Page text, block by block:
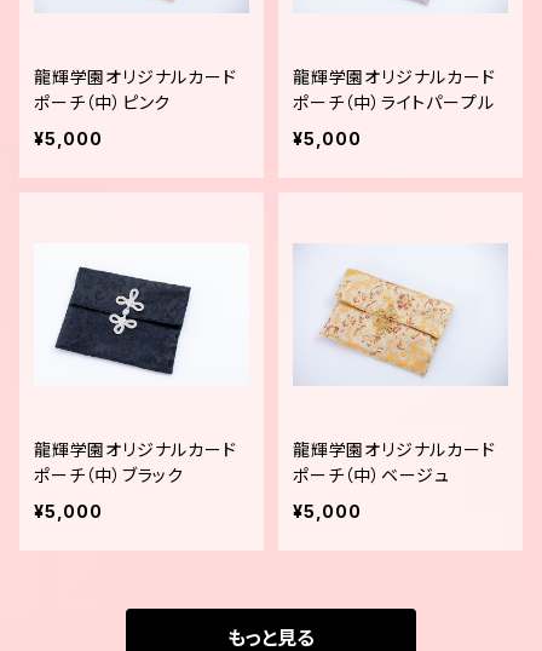
龍輝学園オリジナルカード
ポーチ（中）ピンク
¥5,000
龍輝学園オリジナルカード
ポーチ（中）ライトパープル
¥5,000
龍輝学園オリジナルカード
ポーチ（中）ブラック
¥5,000
龍輝学園オリジナルカード
ポーチ（中）ベージュ
¥5,000
もっと見る